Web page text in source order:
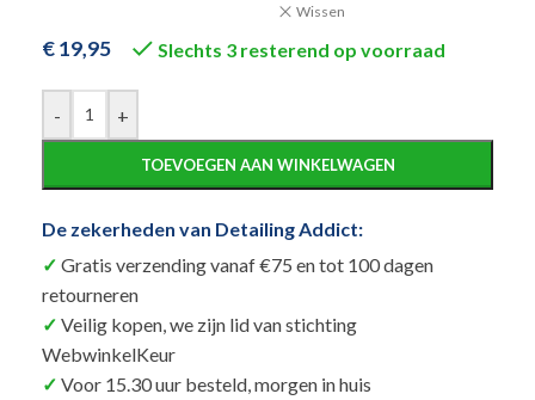
Wissen
€19,95 Slechts 3 resterend op voorraad
- +
TOEVOEGEN AAN WINKELWAGEN
De zekerheden van Detailing Addict:
Gratis verzending vanaf €75 en tot 100 dagen
retourneren
Veilig kopen, we zijn lid van stichting
WebwinkelKeur
Voor 15.30 uur besteld, morgen in huis